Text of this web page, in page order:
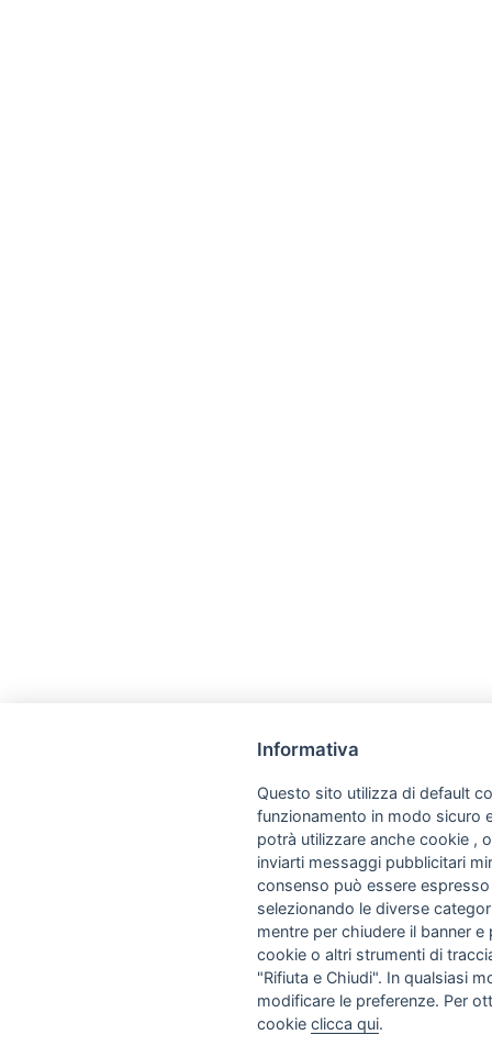
Informativa
Questo sito utilizza di default
funzionamento in modo sicuro
potrà utilizzare anche cookie ,
inviarti messaggi pubblicitari
consenso può essere
selezionando le diverse
mentre per chiudere il banner
cookie o altri strumenti di
"Rifiuta e Chiudi". In qualsiasi
modificare le preferenze. Per
cookie clicca qui.